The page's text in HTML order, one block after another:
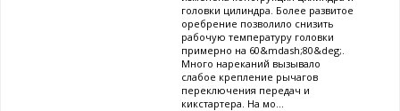
головки цилиндра. Более развитое
оребрение позволило снизить
рабочую температуру головки
примерно на 60&mdash;80&deg;.
Много нареканий вызывало
слабое крепление рычагов
переключения передач и
кикстартера. На мо...